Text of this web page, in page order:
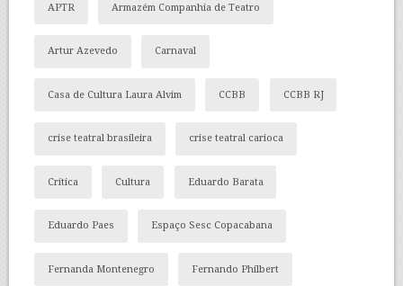
APTR Armazém Companhia de Teatro
Artur Azevedo Carnaval
Casa de Cultura Laura Alvim CCBB CCBB RJ
crise teatral brasileira crise teatral carioca
Crítica Cultura Eduardo Barata
Eduardo Paes Espaço Sesc Copacabana
Fernanda Montenegro Fernando Philbert